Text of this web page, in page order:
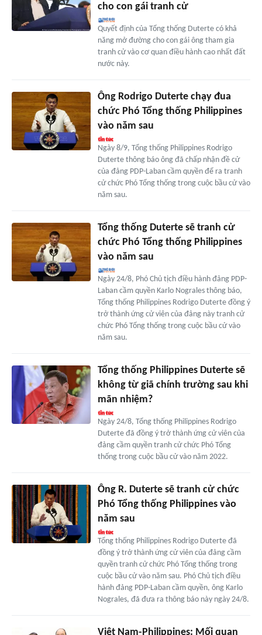
cho con gái tranh cử
Quyết định của Tổng thống Duterte có khả
năng mở đường cho con gái ông tham gia
tranh cử vào cơ quan điều hành cao nhất đất
nước này.
Ông Rodrigo Duterte chạy đua
chức Phó Tổng thống Philippines
vào năm sau
Ngày 8/9, Tổng thống Philippines Rodrigo
Duterte thông báo ông đã chấp nhận đề cử
của đảng PDP-Laban cầm quyền để ra tranh
cử chức Phó Tổng thống trong cuộc bầu cử vào
năm sau.
Tổng thống Duterte sẽ tranh cử
chức Phó Tổng thống Philippines
vào năm sau
Ngày 24/8, Phó Chủ tịch điều hành đảng PDP-
Laban cầm quyền Karlo Nograles thông báo,
Tổng thống Philippines Rodrigo Duterte đồng ý
trở thành ứng cử viên của đảng này tranh cử
chức Phó Tổng thống trong cuộc bầu cử vào
năm sau.
Tổng thống Philippines Duterte sẽ
không từ giã chính trường sau khi
mãn nhiệm?
Ngày 24/8, Tổng thống Philippines Rodrigo
Duterte đã đồng ý trở thành ứng cử viên của
đảng cầm quyền tranh cử chức Phó Tổng
thống trong cuộc bầu cử vào năm 2022.
Ông R. Duterte sẽ tranh cử chức
Phó Tổng thống Philippines vào
năm sau
Tổng thống Philippines Rodrigo Duterte đã
đồng ý trở thành ứng cử viên của đảng cầm
quyền tranh cử chức Phó Tổng thống trong
cuộc bầu cử vào năm sau. Phó Chủ tịch điều
hành đảng PDP-Laban cầm quyền, ông Karlo
Nograles, đã đưa ra thông báo này ngày 24/8.
Việt Nam-Philippines: Mối quan